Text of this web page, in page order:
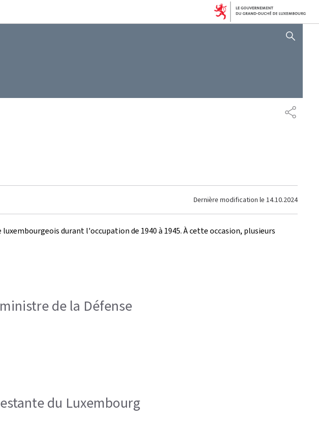
AFFICHER / MASQUER
Dernière modification le 14.10.2024
durant l'occupation de 1940 à 1945. À cette occasion, plusieurs
de la Défense
du Luxembourg